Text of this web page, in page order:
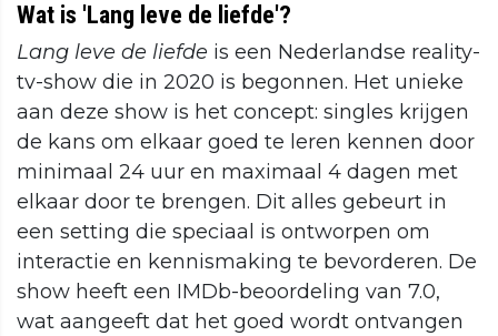
Wat is 'Lang leve de liefde'?
Lang leve de liefde is een Nederlandse reality-
tv-show die in 2020 is begonnen. Het unieke
aan deze show is het concept: singles krijgen
de kans om elkaar goed te leren kennen door
minimaal 24 uur en maximaal 4 dagen met
elkaar door te brengen. Dit alles gebeurt in
een setting die speciaal is ontworpen om
interactie en kennismaking te bevorderen. De
show heeft een IMDb-beoordeling van 7.0,
wat aangeeft dat het goed wordt ontvangen